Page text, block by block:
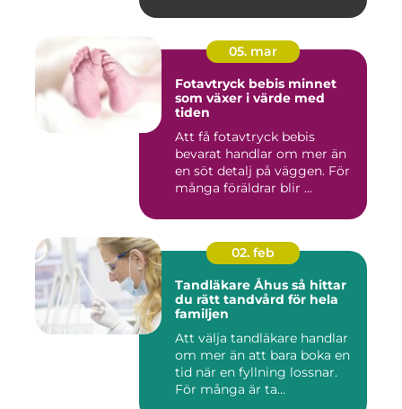
05. mar
Fotavtryck bebis minnet
som växer i värde med
tiden
Att få fotavtryck bebis
bevarat handlar om mer än
en söt detalj på väggen. För
många föräldrar blir ...
02. feb
Tandläkare Åhus så hittar
du rätt tandvård för hela
familjen
Att välja tandläkare handlar
om mer än att bara boka en
tid när en fyllning lossnar.
För många är ta...